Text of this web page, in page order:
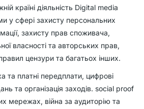
країні діяльність Digital media
у сфері захисту персональних
захисту прав споживача,
власності та авторських прав,
цензури та багатьох інших.
та платні передплати, цифрові
та організація заходів. social proof
мережах, війна за аудиторію та